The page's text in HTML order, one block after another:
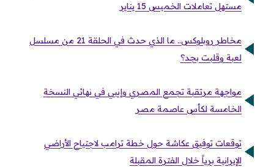
مستهل تعاملات الخميس 15 يناير
مخاطر روبلوكس.. ما الذي حدث في الحلقة 21 من مسلسل
لعبة وقلبت بجد؟
مواجهة مرتقبة تجمع المصري وإنبي في نهائي النسخة
الخامسة لكأس عاصمة مصر
توقعات توفيق عكاشة حول خطة ترامب لاجتياح الأراضي
الإيرانية برياً خلال الفترة المقبلة